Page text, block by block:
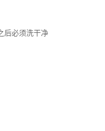
后必须洗干净